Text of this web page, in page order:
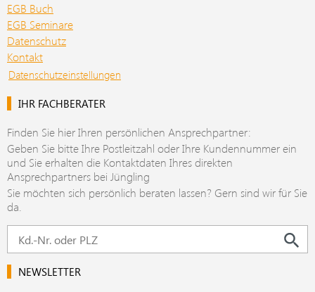
EGB Buch
EGB Seminare
Datenschutz
Kontakt
Datenschutzeinstellungen
IHR FACHBERATER
Finden Sie hier Ihren persönlichen Ansprechpartner:
Geben Sie bitte Ihre Postleitzahl oder Ihre Kundennummer ein
und Sie erhalten die Kontaktdaten Ihres direkten
Ansprechpartners bei Jüngling
Sie möchten sich persönlich beraten lassen? Gern sind wir für Sie
da.
NEWSLETTER